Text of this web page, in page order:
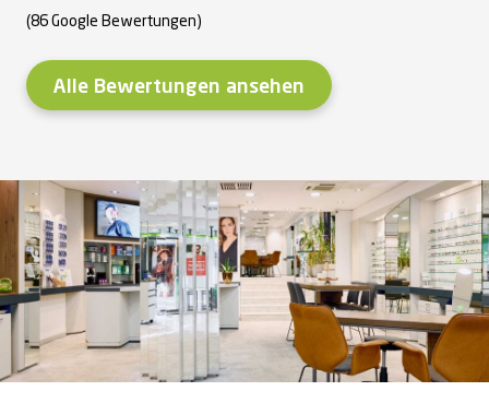
(86 Google Bewertungen)
Alle Bewertungen ansehen